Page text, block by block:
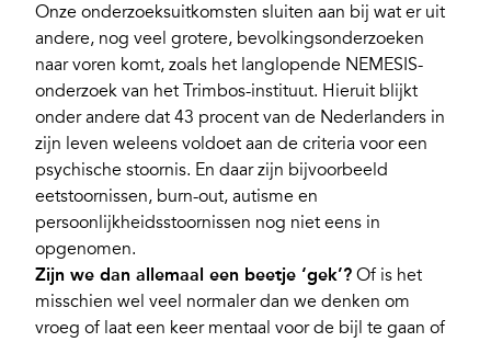
Onze onderzoeksuitkomsten sluiten aan bij wat er uit
andere, nog veel grotere, bevolkingsonderzoeken
naar voren komt, zoals het langlopende NEMESIS-
onderzoek van het Trimbos-instituut. Hieruit blijkt
onder andere dat 43 procent van de Nederlanders in
zijn leven weleens voldoet aan de criteria voor een
psychische stoornis. En daar zijn bijvoorbeeld
eetstoornissen, burn-out, autisme en
persoonlijkheidsstoornissen nog niet eens in
opgenomen.
Zijn we dan allemaal een beetje ‘gek’? Of is het
misschien wel veel normaler dan we denken om
vroeg of laat een keer mentaal voor de bijl te gaan of